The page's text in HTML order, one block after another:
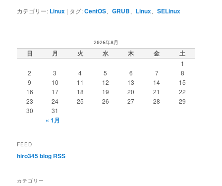
カテゴリー: Linux | タグ:CentOS 、GRUB Linux 、SELinux
2026年8月
日 月 火 水 木 金 土
1
2
3 4 5 6 7
8
9
10 11 12 13 14
15
16
17 18 19 20 21
22
23
24 25 26 27 28
29
30
31
« 1月
FEED
hiro345 blog RSS
カテゴリー